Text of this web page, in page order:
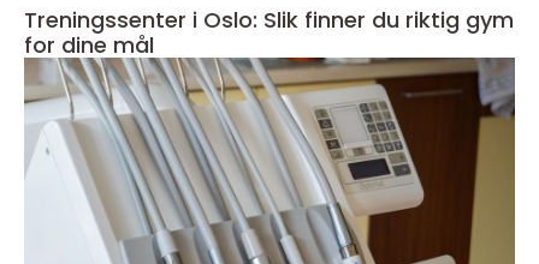
Treningssenter i Oslo: Slik finner du riktig gym
for dine mål